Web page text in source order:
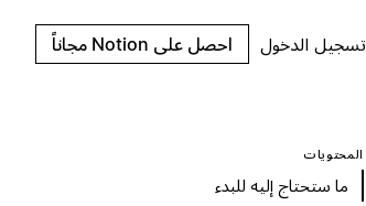
تسجيل الدخول احصل على Notion مجاناً
المحتويات
ما ستحتاج إليه للبدء